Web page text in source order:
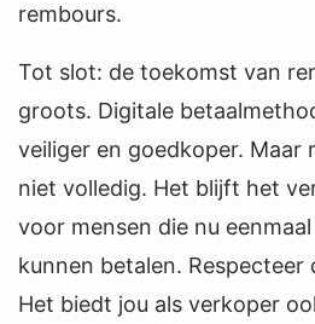
rembours.
Tot slot: de toekomst van
groots. Digitale
veiliger en goedkoper. Maar
niet volledig. Het blijft het
voor mensen die nu
kunnen betalen. Respecteer
Het biedt jou als verkoper